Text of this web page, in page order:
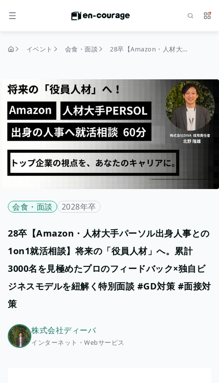
メニュー サ
イベント 会食・面談 28卒【Amazon・人材大手パーソル出身人事との1on1就活相談】将来の「役員人材」へ。累計3000名を見極めたプロのフィードバック×独自ビジネスモデルを紐解く特別面談 #GD対策 #面接対策
会食・面談 2028年卒
28卒【Amazon・人材大手パーソル出身人事との
1on1就活相談】将来の「役員人材」へ。累計
3000名を見極めたプロのフィードバック×独自ビ
ジネスモデルを紐解く特別面談 #GD対策 #面接対
策
株式会社ディーバ
インターネット・Webサービス